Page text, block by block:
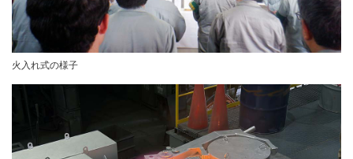
火入れ式の様子